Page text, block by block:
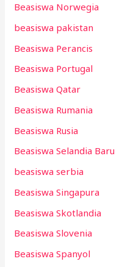
Beasiswa Norwegia
beasiswa pakistan
Beasiswa Perancis
Beasiswa Portugal
Beasiswa Qatar
Beasiswa Rumania
Beasiswa Rusia
Beasiswa Selandia Baru
beasiswa serbia
Beasiswa Singapura
Beasiswa Skotlandia
Beasiswa Slovenia
Beasiswa Spanyol